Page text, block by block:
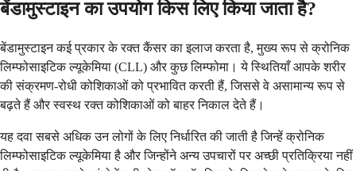
बेंडामुस्टाइन का उपयोग किस लिए किया जाता है?
बेंडामुस्टाइन कई प्रकार के रक्त कैंसर का इलाज करता है, मुख्य रूप से क्रोनिक
लिम्फोसाइटिक ल्यूकेमिया (CLL) और कुछ लिम्फोमा। ये स्थितियाँ आपके शरीर
की संक्रमण-रोधी कोशिकाओं को प्रभावित करती हैं, जिससे वे असामान्य रूप से
बढ़ते हैं और स्वस्थ रक्त कोशिकाओं को बाहर निकाल देते हैं।
यह दवा सबसे अधिक उन लोगों के लिए निर्धारित की जाती है जिन्हें क्रोनिक
लिम्फोसाइटिक ल्यूकेमिया है और जिन्होंने अन्य उपचारों पर अच्छी प्रतिक्रिया नहीं